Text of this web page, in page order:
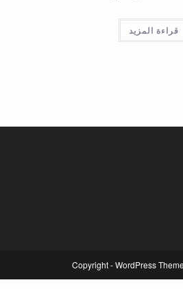
قراءة المزيد
Copyright - WordPress